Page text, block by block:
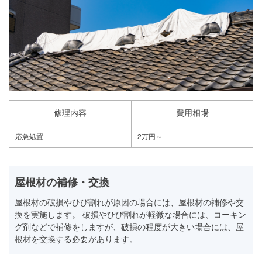
修理内容 費用相場
応急処置 2万円～
屋根材の補修・交換
屋根材の破損やひび割れが原因の場合には、屋根材の補修や交
換を実施します。 破損やひび割れが軽微な場合には、コーキン
グ剤などで補修をしますが、破損の程度が大きい場合には、屋
根材を交換する必要があります。